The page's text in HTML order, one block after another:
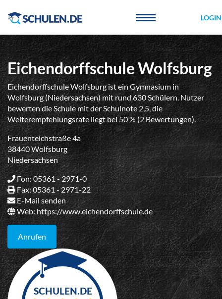
LOGIN
Eichendorffschule Wolfsburg
Eichendorffschule Wolfsburg ist ein Gymnasium in
Wolfsburg (Niedersachsen) mit rund 630 Schülern. Nutzer
bewerten die Schule mit der Schulnote 2,5, die
Weiterempfehlungsrate liegt bei 50 % (2 Bewertungen).
Frauenteichstraße 4a
38440 Wolfsburg
Niedersachsen
Fon: 05361 - 2971-0
Fax: 05361 - 2971-22
E-Mail senden
Web: https://www.eichendorffschule.de
Anrufen